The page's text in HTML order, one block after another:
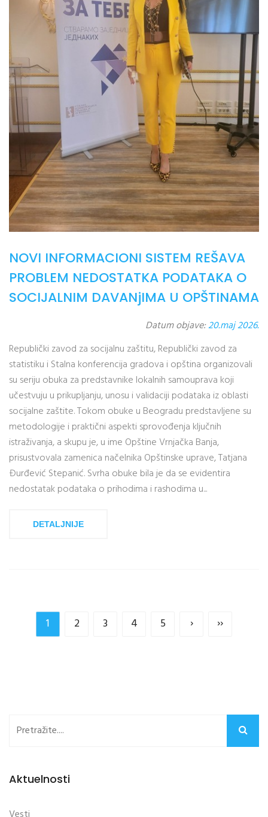
NOVI INFORMACIONI SISTEM REŠAVA
PROBLEM NEDOSTATKA PODATAKA O
SOCIJALNIM DAVANjIMA U OPŠTINAMA
Datum objave:20.maj 2026.
Republički zavod za socijalnu zaštitu, Republički zavod za
statistiku i Stalna konferencija gradova i opština organizovali
su seriju obuka za predstavnike lokalnih samouprava koji
učestvuju u prikupljanju, unosu i validaciji podataka iz oblasti
socijalne zaštite. Tokom obuke u Beogradu predstavljene su
metodologije i praktični aspekti sprovođenja ključnih
istraživanja, a skupu je, u ime Opštine Vrnjačka Banja,
prisustvovala zamenica načelnika Opštinske uprave, Tatjana
Đurđević Stepanić. Svrha obuke bila je da se evidentira
nedostatak podataka o prihodima i rashodima u...
DETALJNIJE
1 2 3 4 5 › ››
Aktuelnosti